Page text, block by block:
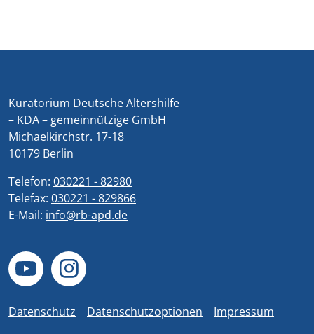
Kuratorium Deutsche Altershilfe
– KDA – gemeinnützige GmbH
Michaelkirchstr. 17-18
10179 Berlin
Telefon: 030221 - 82980
Telefax: 030221 - 829866
E-Mail: info@rb-apd.de
Datenschutz Datenschutzoptionen Impressum